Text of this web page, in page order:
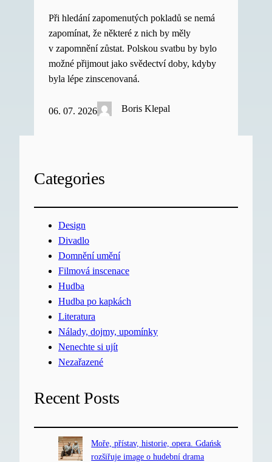
Při hledání zapomenutých pokladů se nemá
zapomínat, že některé z nich by měly
v zapomnění zůstat. Polskou svatbu by bylo
možné přijmout jako svědectví doby, kdyby
byla lépe zinscenovaná.
06. 07. 2026 Boris Klepal
Categories
Design
Divadlo
Domnění umění
Filmová inscenace
Hudba
Hudba po kapkách
Literatura
Nálady, dojmy, upomínky
Nenechte si ujít
Nezařazené
Recent Posts
Moře, přístav, historie, opera. Gdańsk
rozšiřuje image o hudební drama